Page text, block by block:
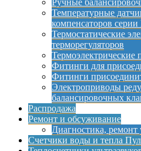
Ручные
Температурные
компенсаторов
Термостатические
терморегуляторов
Фитинги для
Фитинги
Электроприводы
балансировочных
Распродажа
Ремонт и обсуживание
Диагностика, ремонт
Счетчики воды и тепла